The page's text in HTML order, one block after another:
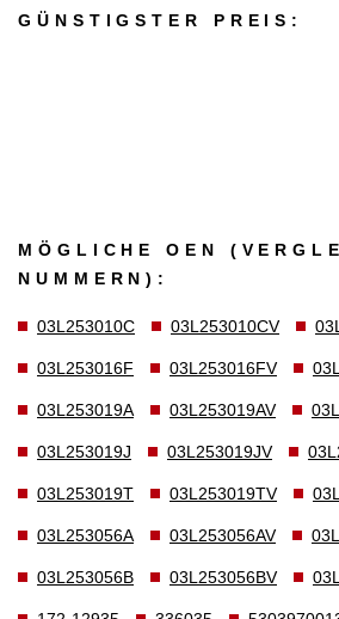
GÜNSTIGSTER PREIS:
MÖGLICHE OEN
NUMMERN):
03L253010C 03L253010CV
03L253016F 03L253016FV
03L253019A 03L253019AV
03L253019J 03L253019JV
03L253019T 03L253019TV
03L253056A 03L253056AV
03L253056B 03L253056BV